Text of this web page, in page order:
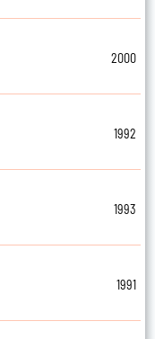
2000
1992
1993
1991